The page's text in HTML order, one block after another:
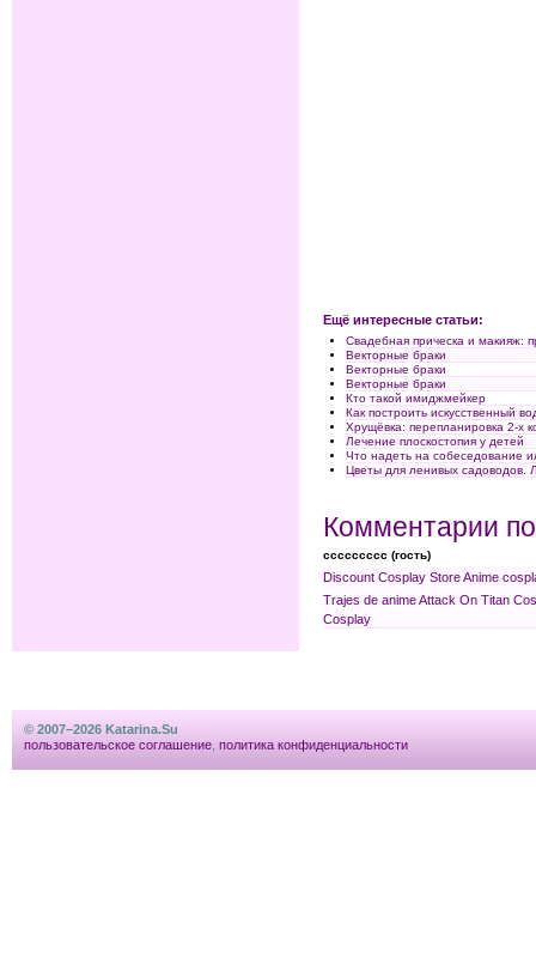
Ещё интересные статьи:
Свадебная прическа и макияж:
Векторные браки
Векторные браки
Векторные браки
Кто такой имиджмейкер
Как построить искусственный
Хрущёвка: перепланировка 2-х
Лечение плоскостопия у детей
Что надеть на собеседование
Цветы для ленивых садоводов.
Комментарии
ccccccccc (гость)
Discount Cosplay StoreAnime
Trajes de animeAttack On Titan
Cosplay
© 2007–2026 Katarina.Su
пользовательское соглашение политика конфиденциальности